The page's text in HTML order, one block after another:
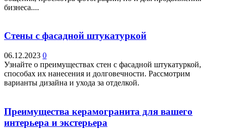
бизнеса....
Стены с фасадной штукатуркой
06.12.2023 0
Узнайте о преимуществах стен с фасадной штукатуркой,
способах их нанесения и долговечности. Рассмотрим
варианты дизайна и ухода за отделкой.
Преимущества керамогранита для вашего
интерьера и экстерьера